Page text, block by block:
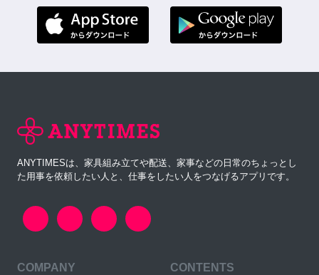
ANYTIMESは、家具組み立てや配送、家事などの日常のちょっとし
た用事を依頼したい人と、仕事をしたい人をつなげるアプリです。
COMPANY CONTENTS